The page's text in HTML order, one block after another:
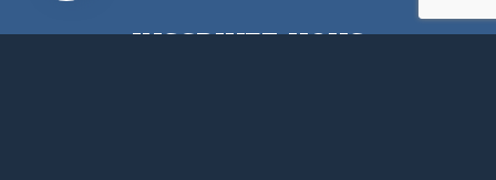
INSCRIVEZ-VOUS